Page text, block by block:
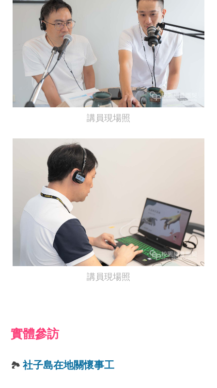
講員現場照
講員現場照
實體參訪
🏞️社子島在地關懷事工